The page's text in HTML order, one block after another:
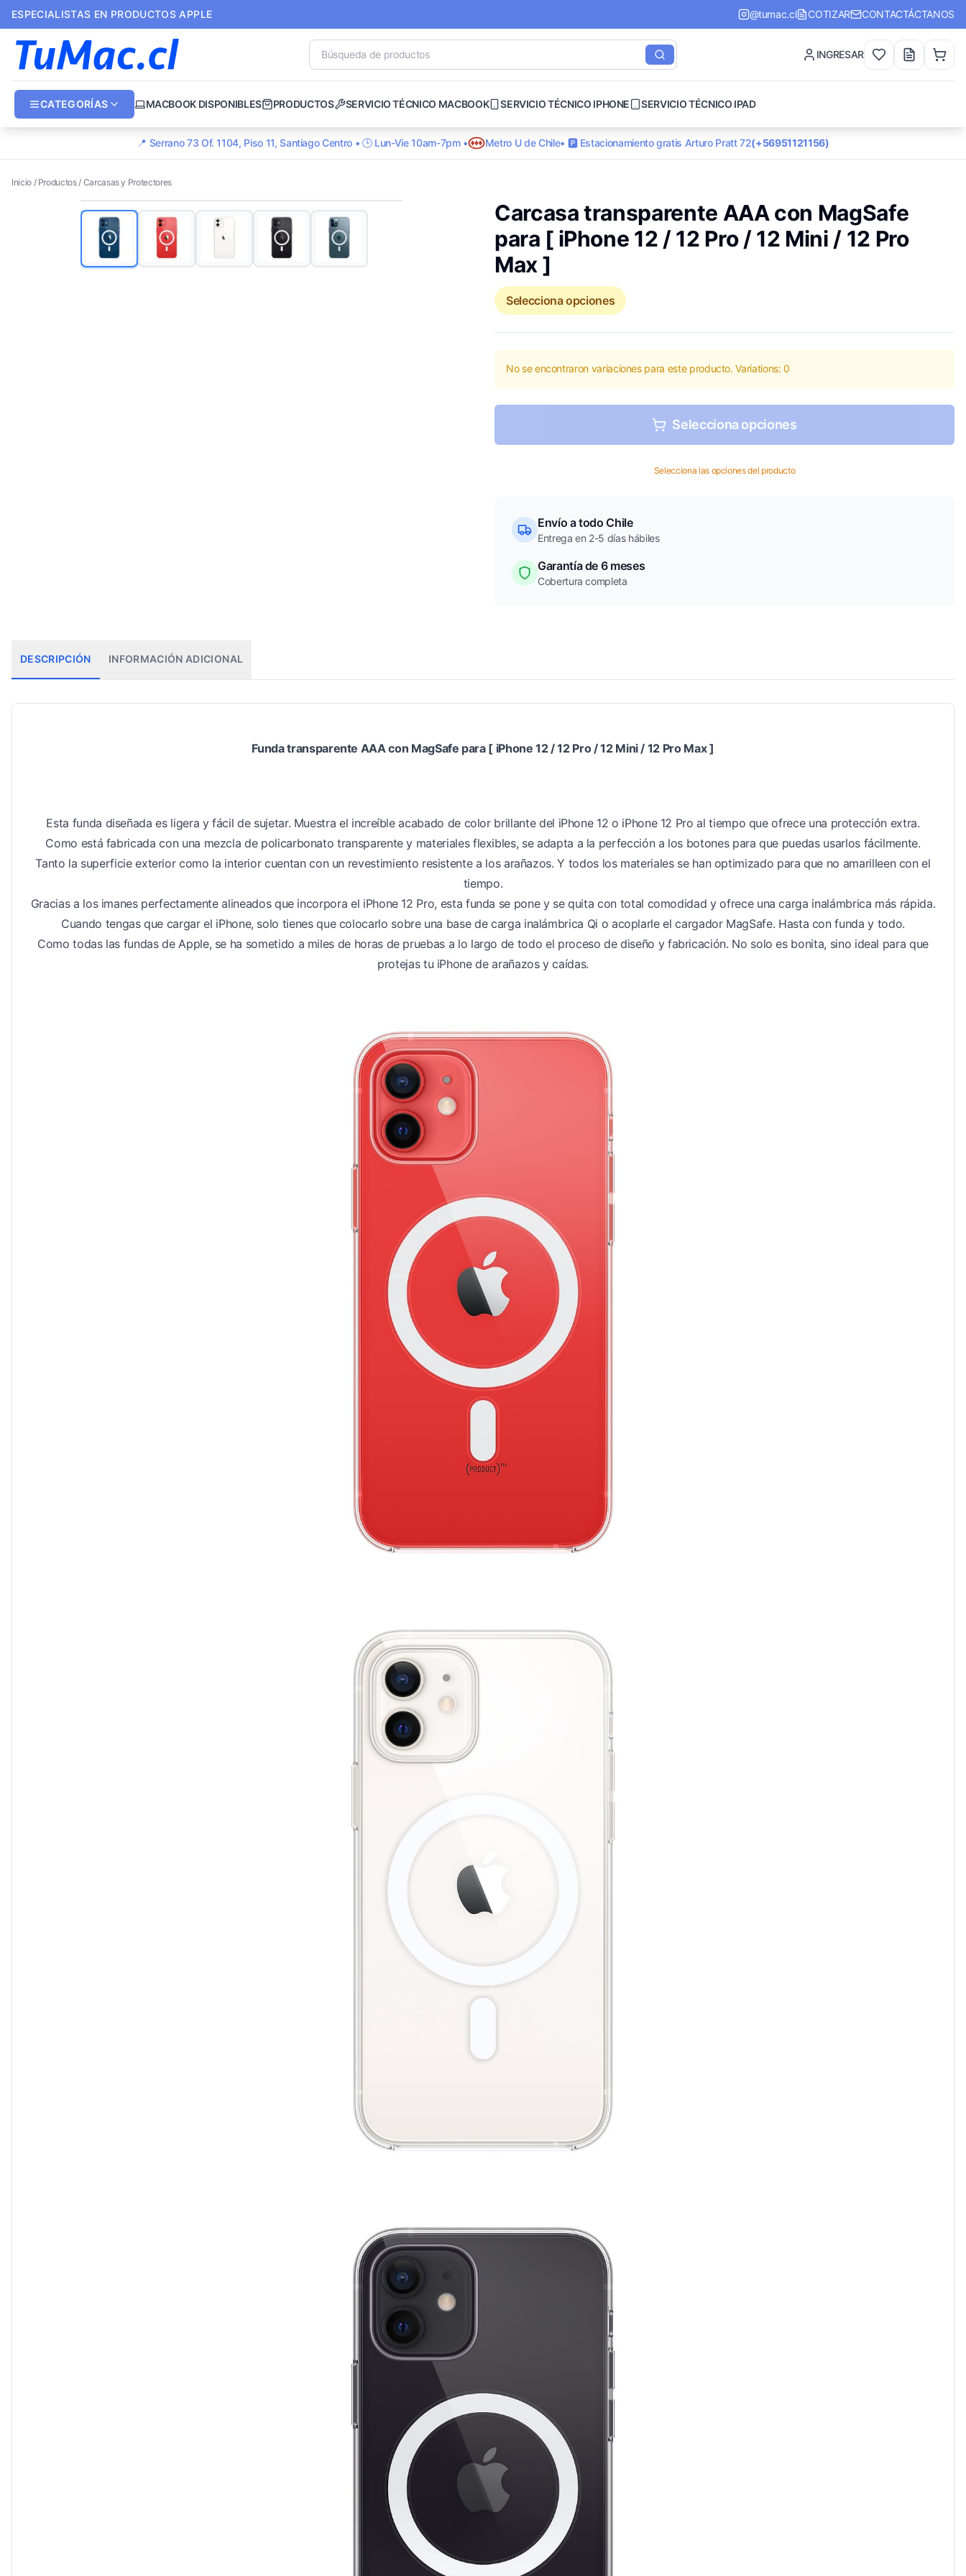
ESPECIALISTAS EN PRODUCTOS APPLE @tumac.cl COTIZAR CONTACTÁCTANOS
INGRESAR
CATEGORÍAS MACBOOK DISPONIBLES PRODUCTOS SERVICIO TÉCNICO MACBOOK SERVICIO TÉCNICO IPHONE SERVICIO TÉCNICO IPAD
📍 Serrano 73 Of. 1104, Piso 11, Santiago Centro • 🕒 Lun-Vie 10am-7pm • Metro U de Chile• 🅿️ Estacionamiento gratis Arturo Pratt 72(+56951121156)
Inicio/ Productos/ Carcasas y Protectores
Carcasa transparente AAA con MagSafe
para [ iPhone 12 / 12 Pro / 12 Mini / 12 Pro
Max ]
Selecciona opciones
No se encontraron variaciones para este producto. Variations: 0
Selecciona opciones
Selecciona las opciones del producto
Envío a todo Chile
Entrega en 2-5 días hábiles
Garantía de 6 meses
Cobertura completa
DESCRIPCIÓN INFORMACIÓN ADICIONAL
Funda transparente AAA con MagSafe para [ iPhone 12 / 12 Pro / 12 Mini / 12 Pro Max ]
Esta funda diseñada es ligera y fácil de sujetar. Muestra el increíble acabado de color brillante del iPhone 12 o iPhone 12 Pro al tiempo que ofrece una protección extra.
Como está fabricada con una mezcla de policarbonato transparente y materiales flexibles, se adapta a la perfección a los botones para que puedas usarlos fácilmente.
Tanto la superficie exterior como la interior cuentan con un revestimiento resistente a los arañazos. Y todos los materiales se han optimizado para que no amarilleen con el
tiempo.
Gracias a los imanes perfectamente alineados que incorpora el iPhone 12 Pro, esta funda se pone y se quita con total comodidad y ofrece una carga inalámbrica más rápida.
Cuando tengas que cargar el iPhone, solo tienes que colocarlo sobre una base de carga inalámbrica Qi o acoplarle el cargador MagSafe. Hasta con funda y todo.
Como todas las fundas de Apple, se ha sometido a miles de horas de pruebas a lo largo de todo el proceso de diseño y fabricación. No solo es bonita, sino ideal para que
protejas tu iPhone de arañazos y caídas.